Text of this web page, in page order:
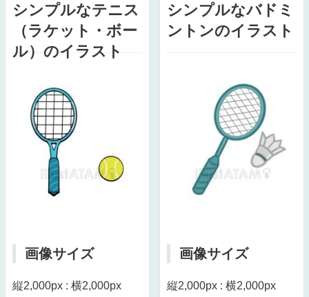
シンプルなテニス
（ラケット・ボー
ル）のイラスト
画像サイズ
縦2,000px : 横2,000px
シンプルなバドミ
ントンのイラスト
画像サイズ
縦2,000px : 横2,000px